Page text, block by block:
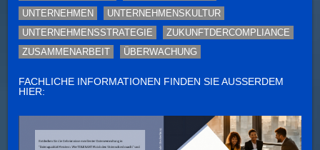
UNTERNEHMEN
UNTERNEHMENSKULTUR
UNTERNEHMENSSTRATEGIE
ZUKUNFTDERCOMPLIANCE
ZUSAMMENARBEIT
ÜBERWACHUNG
FACHLICHE INFORMATIONEN FINDEN SIE AUSSERDEM H
IER: